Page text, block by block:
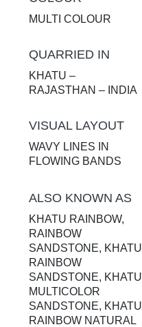
MULTI COLOUR
QUARRIED IN
KHATU –
RAJASTHAN – INDIA
VISUAL LAYOUT
WAVY LINES IN
FLOWING BANDS
ALSO KNOWN AS
KHATU RAINBOW,
RAINBOW
SANDSTONE, KHATU
RAINBOW
SANDSTONE, KHATU
MULTICOLOR
SANDSTONE, KHATU
RAINBOW NATURAL